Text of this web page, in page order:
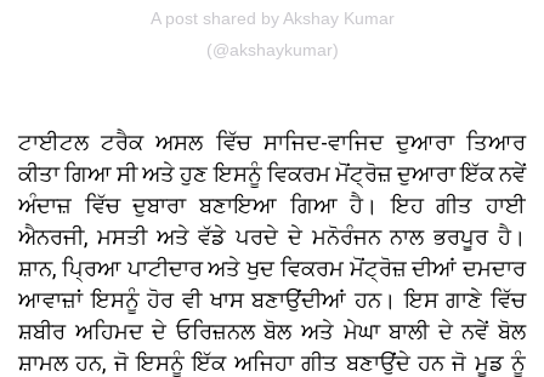
A post shared by Akshay Kumar
(@akshaykumar)
ਟਾਈਟਲ ਟਰੈਕ ਅਸਲ ਵਿੱਚ ਸਾਜਿਦ-ਵਾਜਿਦ ਦੁਆਰਾ ਤਿਆਰ
ਕੀਤਾ ਗਿਆ ਸੀ ਅਤੇ ਹੁਣ ਇਸਨੂੰ ਵਿਕਰਮ ਮੋਂਟ੍ਰੋਜ਼ ਦੁਆਰਾ ਇੱਕ ਨਵੇਂ
ਅੰਦਾਜ਼ ਵਿੱਚ ਦੁਬਾਰਾ ਬਣਾਇਆ ਗਿਆ ਹੈ। ਇਹ ਗੀਤ ਹਾਈ
ਐਨਰਜੀ, ਮਸਤੀ ਅਤੇ ਵੱਡੇ ਪਰਦੇ ਦੇ ਮਨੋਰੰਜਨ ਨਾਲ ਭਰਪੂਰ ਹੈ।
ਸ਼ਾਨ, ਪ੍ਰਿਆ ਪਾਟੀਦਾਰ ਅਤੇ ਖੁਦ ਵਿਕਰਮ ਮੋਂਟ੍ਰੋਜ਼ ਦੀਆਂ ਦਮਦਾਰ
ਆਵਾਜ਼ਾਂ ਇਸਨੂੰ ਹੋਰ ਵੀ ਖਾਸ ਬਣਾਉਂਦੀਆਂ ਹਨ। ਇਸ ਗਾਣੇ ਵਿੱਚ
ਸ਼ਬੀਰ ਅਹਿਮਦ ਦੇ ਓਰਿਜ਼ਨਲ ਬੋਲ ਅਤੇ ਮੇਘਾ ਬਾਲੀ ਦੇ ਨਵੇਂ ਬੋਲ
ਸ਼ਾਮਲ ਹਨ, ਜੋ ਇਸਨੂੰ ਇੱਕ ਅਜਿਹਾ ਗੀਤ ਬਣਾਉਂਦੇ ਹਨ ਜੋ ਮੂਡ ਨੂੰ